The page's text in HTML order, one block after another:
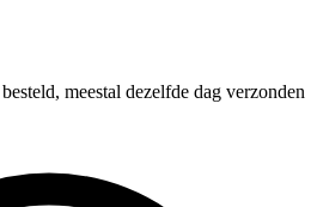
meestal dezelfde dag verzonden